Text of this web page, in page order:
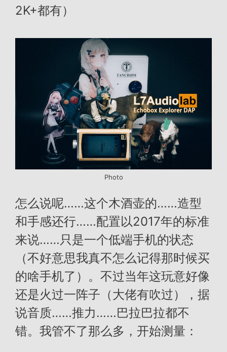
2K+都有）
Photo
怎么说呢……这个木酒壶的……造型
和手感还行……配置以2017年的标准
来说……只是一个低端手机的状态
（不好意思我真不怎么记得那时候买
的啥手机了）。不过当年这玩意好像
还是火过一阵子（大佬有吹过），据
说音质……推力……巴拉巴拉都不
错。我管不了那么多，开始测量：